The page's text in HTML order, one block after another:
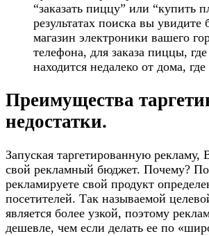
“заказать пиццу” или “купить
результатах поиска вы
магазин электроники вашего
телефона, для заказа пиццы,
находится недалеко от дома,
Преимущества
недостатки.
Запуская таргетированную рекламу,
свой рекламный бюджет. Почему?
рекламируете свой продукт
посетителей. Так называемой
является более узкой, поэтому
дешевле, чем если делать ее по